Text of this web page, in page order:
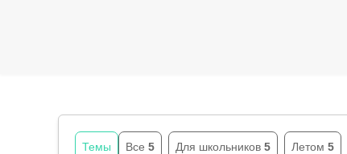
Темы Все 5 Для школьников 5 Летом 5